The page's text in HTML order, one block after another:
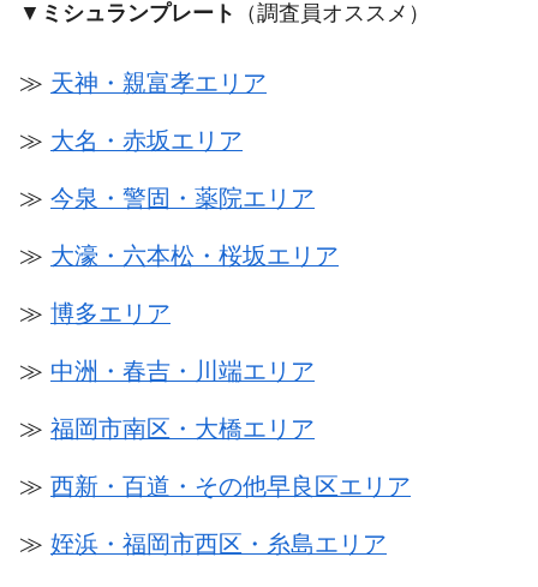
▼ ミシュランプレート （調査員オススメ）
≫ 天神・親富孝エリア
≫ 大名・赤坂エリア
≫ 今泉・警固・薬院エリア
≫ 大濠・六本松・桜坂エリア
≫ 博多エリア
≫ 中洲・春吉・川端エリア
≫ 福岡市南区・大橋エリア
≫ 西新・百道・その他早良区エリア
≫ 姪浜・福岡市西区・糸島エリア